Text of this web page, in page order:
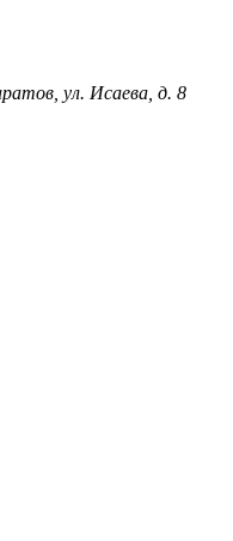
ул. Исаева, д. 8